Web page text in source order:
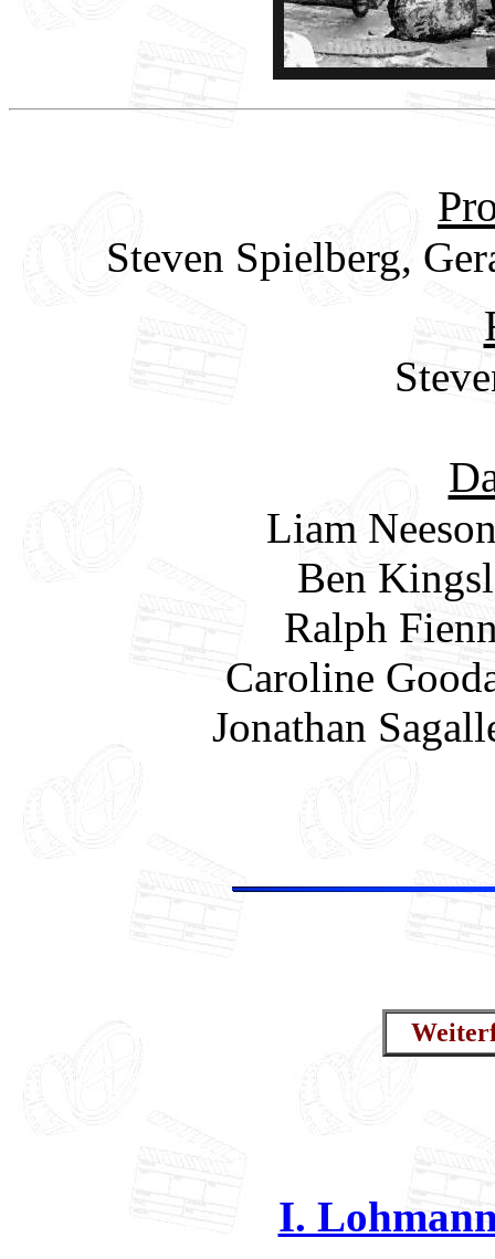
Steven Spielberg,
Liam
Ben
Ralph
Caroline
Jonathan
I.